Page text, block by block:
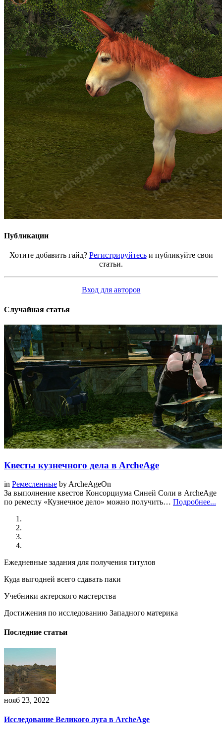
Публикации
Хотите добавить гайд? Регистрируйтесьи публикуйте свои
статьи.
Вход для авторов
Случайная статья
Квесты кузнечного дела в ArcheAge
in Ремесленные by ArcheAgeOn
За выполнение квестов Консорциума Синей Соли в ArcheAge
по ремеслу «Кузнечное дело» можно получить… Подробнее...
Ежедневные задания для получения титулов
Куда выгодней всего сдавать паки
Учебники актерского мастерства
Достижения по исследованию Западного материка
Последние статьи
нояб 23, 2022
Исследование Великого луга в ArcheAge